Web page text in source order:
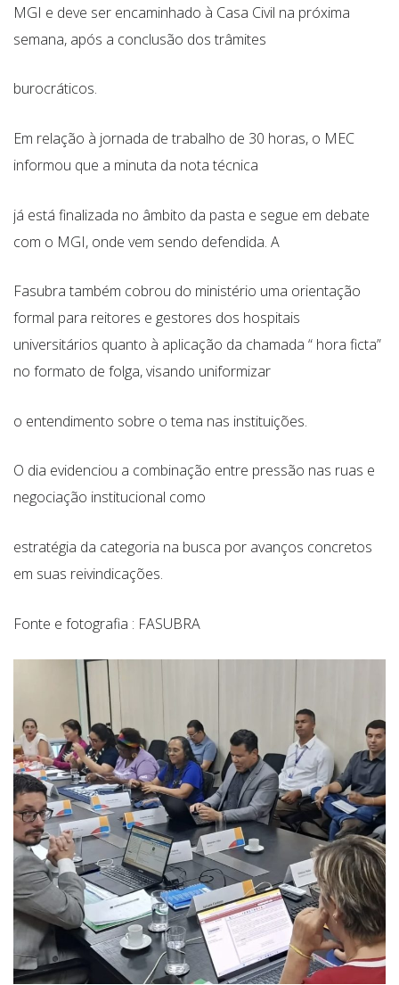
MGI e deve ser encaminhado à Casa Civil na próxima
semana, após a conclusão dos trâmites
burocráticos.
Em relação à jornada de trabalho de 30 horas, o MEC
informou que a minuta da nota técnica
já está finalizada no âmbito da pasta e segue em debate
com o MGI, onde vem sendo defendida. A
Fasubra também cobrou do ministério uma orientação
formal para reitores e gestores dos hospitais
universitários quanto à aplicação da chamada “ hora ficta”
no formato de folga, visando uniformizar
o entendimento sobre o tema nas instituições.
O dia evidenciou a combinação entre pressão nas ruas e
negociação institucional como
estratégia da categoria na busca por avanços concretos
em suas reivindicações.
Fonte e fotografia : FASUBRA